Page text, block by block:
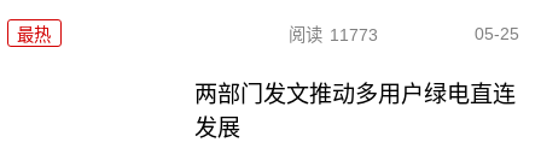
最热 阅读 11773 05-25
两部门发文推动多用户绿电直连
发展